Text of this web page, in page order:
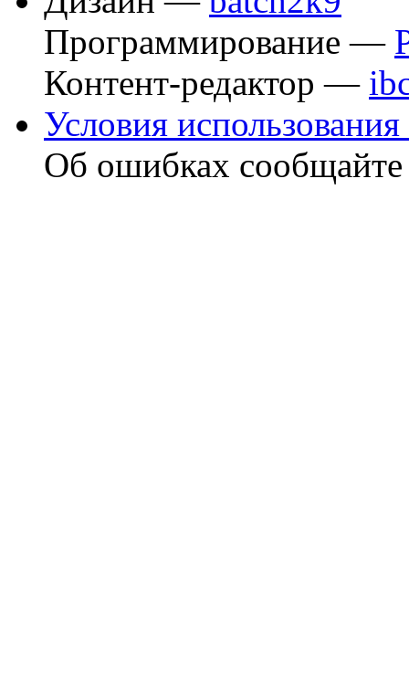
Программирование —
Контент-редактор —
Условия использования
Об ошибках